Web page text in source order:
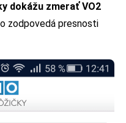
dokážu zmerať VO2
zodpovedá presnosti